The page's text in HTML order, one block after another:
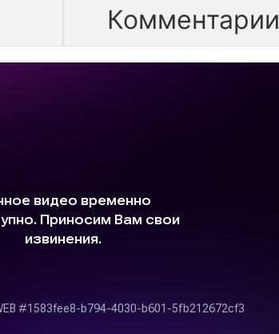
Комментарии